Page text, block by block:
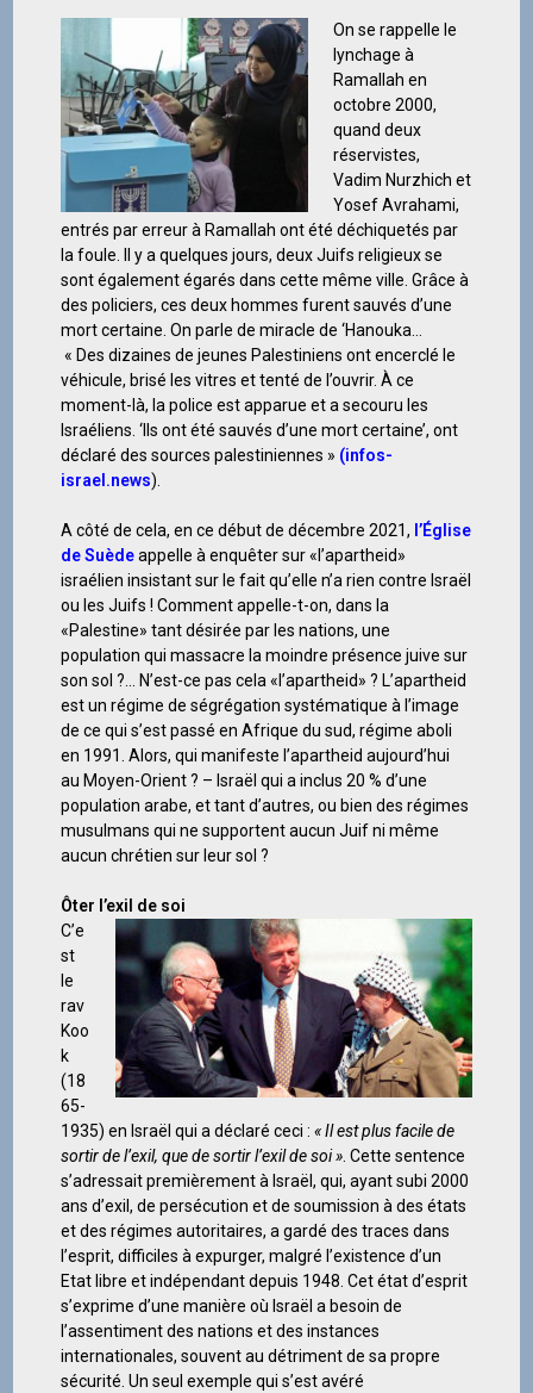
On se rappelle le
lynchage à
Ramallah en
octobre 2000,
quand deux
réservistes,
Vadim Nurzhich et
Yosef Avrahami,
entrés par erreur à Ramallah ont été déchiquetés par
la foule. Il y a quelques jours, deux Juifs religieux se
sont également égarés dans cette même ville. Grâce à
des policiers, ces deux hommes furent sauvés d’une
mort certaine. On parle de miracle de ‘Hanouka…
« Des dizaines de jeunes Palestiniens ont encerclé le
véhicule, brisé les vitres et tenté de l’ouvrir. À ce
moment-là, la police est apparue et a secouru les
Israéliens. ‘Ils ont été sauvés d’une mort certaine’, ont
déclaré des sources palestiniennes » (infos-
israel.news).
A côté de cela, en ce début de décembre 2021, l’Église
de Suèdeappelle à enquêter sur «l’apartheid»
israélien insistant sur le fait qu’elle n’a rien contre Israël
ou les Juifs ! Comment appelle-t-on, dans la
«Palestine» tant désirée par les nations, une
population qui massacre la moindre présence juive sur
son sol ?… N’est-ce pas cela «l’apartheid» ? L’apartheid
est un régime de ségrégation systématique à l’image
de ce qui s’est passé en Afrique du sud, régime aboli
en 1991. Alors, qui manifeste l’apartheid aujourd’hui
au Moyen-Orient ? – Israël qui a inclus 20 % d’une
population arabe, et tant d’autres, ou bien des régimes
musulmans qui ne supportent aucun Juif ni même
aucun chrétien sur leur sol ?
Ôter l’exil de soi
C’e
st
le
rav
Koo
k
(18
65-
1935) en Israël qui a déclaré ceci :« Il est plus facile de
sortir de l’exil, que de sortir l’exil de soi » . Cette sentence
s’adressait premièrement à Israël, qui, ayant subi 2000
ans d’exil, de persécution et de soumission à des états
et des régimes autoritaires, a gardé des traces dans
l’esprit, difficiles à expurger, malgré l’existence d’un
Etat libre et indépendant depuis 1948. Cet état d’esprit
s’exprime d’une manière où Israël a besoin de
l’assentiment des nations et des instances
internationales, souvent au détriment de sa propre
sécurité. Un seul exemple qui s’est avéré